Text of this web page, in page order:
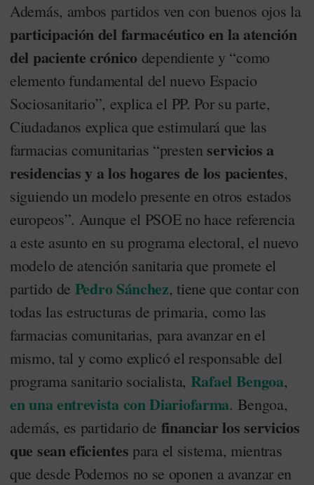
Además, ambos partidos ven con buenos ojos la
participación del farmacéutico en la atención
del paciente crónico dependiente y “como
elemento fundamental del nuevo Espacio
Sociosanitario”, explica el PP. Por su parte,
Ciudadanos explica que estimulará que las
farmacias comunitarias “prestenservicios a
residencias y a los hogares de los pacientes,
siguiendo un modelo presente en otros estados
europeos”. Aunque el PSOE no hace referencia
a este asunto en su programa electoral, el nuevo
modelo de atención sanitaria que promete el
partido de Pedro Sánchez, tiene que contar con
todas las estructuras de primaria, como las
farmacias comunitarias, para avanzar en el
mismo, tal y como explicó el responsable del
programa sanitario socialista, Rafael Bengoa,
en una entrevista con Diariofarma. Bengoa,
además, es partidario de financiar los servicios
que sean eficientes para el sistema, mientras
que desde Podemos no se oponen a avanzar en